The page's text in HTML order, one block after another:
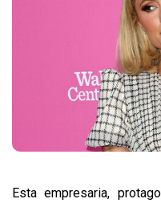
Esta empresaria,